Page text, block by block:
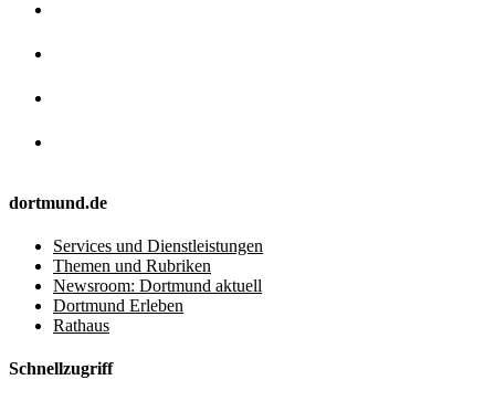
dortmund.de
Services und Dienstleistungen
Themen und Rubriken
Newsroom: Dortmund aktuell
Dortmund Erleben
Rathaus
Schnellzugriff